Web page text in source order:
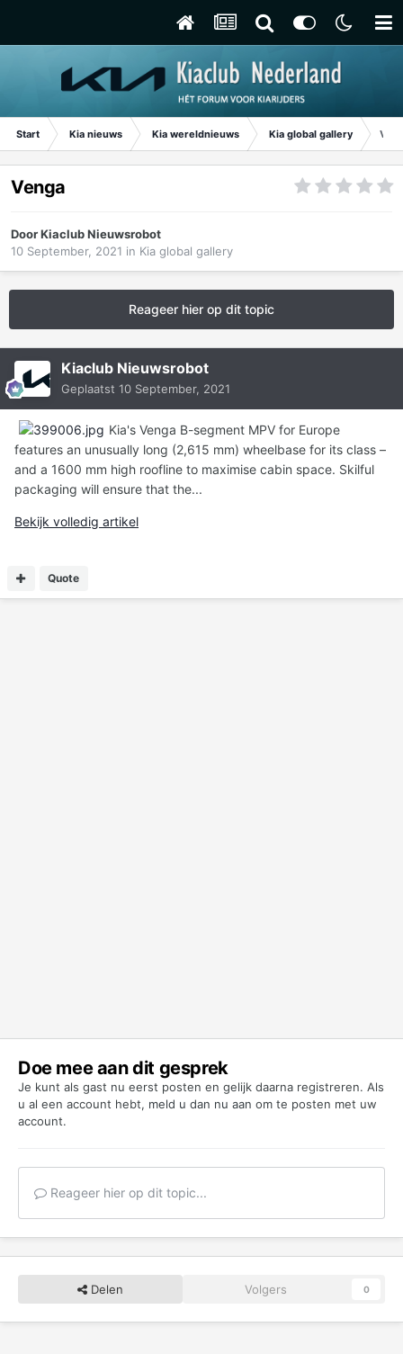
Start Kia nieuws Kia wereldnieuws Kia global gallery
Venga
DoorKiaclub Nieuwsrobot
10 September, 2021 in Kia global gallery
Reageer hier op dit topic
Kiaclub Nieuwsrobot
Geplaatst 10 September, 2021
Kia's Venga B-segment MPV for Europe
features an unusually long (2,615 mm) wheelbase for its class –
and a 1600 mm high roofline to maximise cabin space. Skilful
packaging will ensure that the...
Bekijk volledig artikel
Quote
Doe mee aan dit gesprek
Je kunt als gast nu eerst posten en gelijk daarna registreren. Als
u al een account hebt, meld u dan nu aan om te posten met uw
account.
Reageer hier op dit topic...
Delen Volgers 0